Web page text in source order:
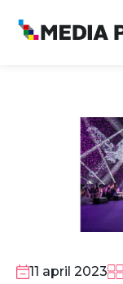
11 april 2023